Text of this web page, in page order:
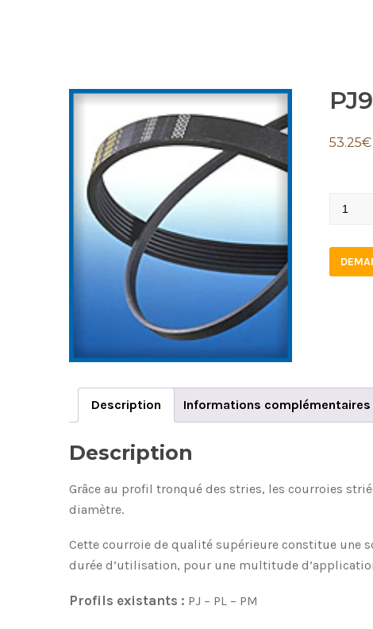
53.25€
PJ914/18
Description Informations complémentaires
Description
Grâce au profil tronqué des stries, les courroies
diamètre.
Cette courroie de qualité supérieure constitue une
durée d’utilisation, pour une multitude
Profils existants : PJ – PL – PM